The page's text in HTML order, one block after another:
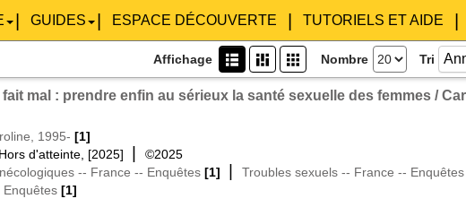
GUIDES ESPACE DÉCOUVERTE TUTORIELS ET AIDE
Affichage (?) (?) (?) Nombre Tri
mal : prendre enfin au sérieux la santé sexuelle des femmes /
1995- [1]
d'atteinte, [2025] |
©2025
-- France -- Enquêtes [1] |
Troubles sexuels -- France -- Enquêtes
[1]